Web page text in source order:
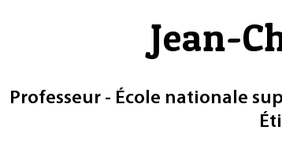
Jean-
Professeur - École nationale